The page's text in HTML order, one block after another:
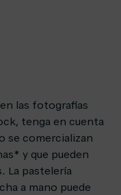
las fotografías
tenga en cuenta
se comercializan
y que pueden
La pastelería
a mano puede